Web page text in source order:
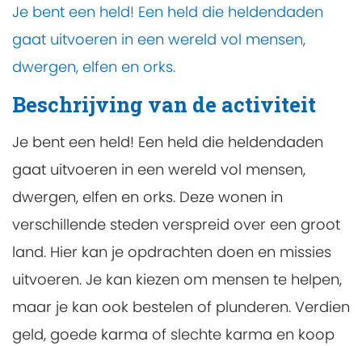
Je bent een held! Een held die heldendaden
gaat uitvoeren in een wereld vol mensen,
dwergen, elfen en orks.
Beschrijving van de activiteit
Je bent een held! Een held die heldendaden
gaat uitvoeren in een wereld vol mensen,
dwergen, elfen en orks. Deze wonen in
verschillende steden verspreid over een groot
land. Hier kan je opdrachten doen en missies
uitvoeren. Je kan kiezen om mensen te helpen,
maar je kan ook bestelen of plunderen. Verdien
geld, goede karma of slechte karma en koop